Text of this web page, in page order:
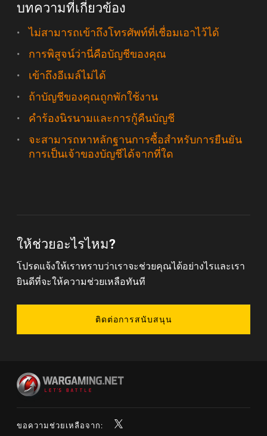
บทความที่เกี่ยวข้อง
ไม่สามารถเข้าถึงโทรศัพท์ที่เชื่อมเอาไว้ได้
การพิสูจน์ว่านี่คือบัญชีของคุณ
เข้าถึงอีเมล์ไม่ได้
ถ้าบัญชีของคุณถูกพักใช้งาน
คำร้องนิรนามและการกู้คืนบัญชี
จะสามารถหาหลักฐานการซื้อสำหรับการยืนยัน
การเป็นเจ้าของบัญชีได้จากที่ใด
ให้ช่วยอะไรไหม?
โปรดแจ้งให้เราทราบว่าเราจะช่วยคุณได้อย่างไรและเรา
ยินดีที่จะให้ความช่วยเหลือทันที
ติดต่อการสนับสนุน
ขอความช่วยเหลือจาก: